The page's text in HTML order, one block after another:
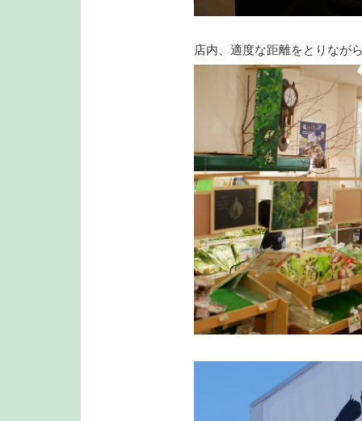
店内、適度な距離をとりなが